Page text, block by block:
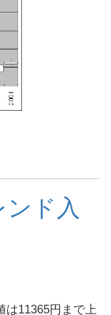
ド入
は11365円まで上